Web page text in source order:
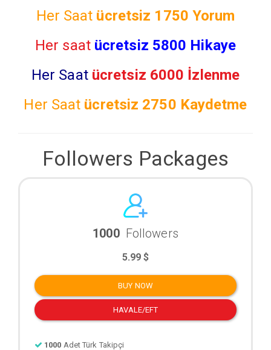
Her Saat ücretsiz 1750 Yorum
Her saat ücretsiz 5800 Hikaye
Her Saat ücretsiz 6000 İzlenme
Her Saat ücretsiz 2750 Kaydetme
Followers Packages
1000 Followers
5.99 $
BUY NOW
HAVALE/EFT
1000 Adet Türk Takipçi